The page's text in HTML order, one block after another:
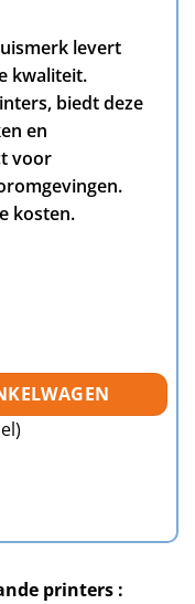
levert
kwaliteit.
biedt deze
en
voor
kosten.
aantal
printers :